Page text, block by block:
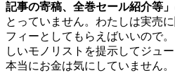
記事の寄稿、全巻セール紹介等
とっていません。わたしは実売
フィーとしてもらえばいいので
しいモノリストを提示してジュ
本当にお金は気にしていません。